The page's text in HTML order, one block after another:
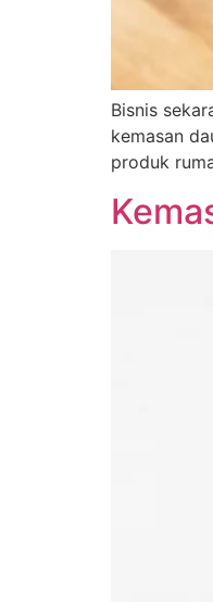
Bisnis
kemasan
produk